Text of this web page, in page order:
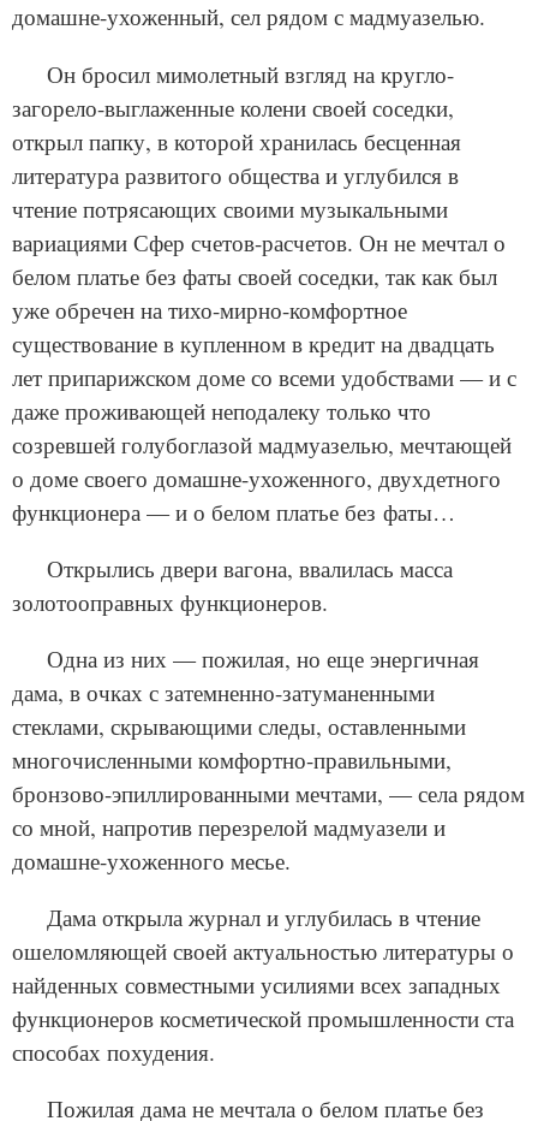
домашне-ухоженный, сел рядом с мадмуазелью.
Он бросил мимолетный взгляд на кругло-
загорело-выглаженные колени своей соседки,
открыл папку, в которой хранилась бесценная
литература развитого общества и углубился в
чтение потрясающих своими музыкальными
вариациями Сфер счетов-расчетов. Он не мечтал о
белом платье без фаты своей соседки, так как был
уже обречен на тихо-мирно-комфортное
существование в купленном в кредит на двадцать
лет припарижском доме со всеми удобствами — и с
даже проживающей неподалеку только что
созревшей голубоглазой мадмуазелью, мечтающей
о доме своего домашне-ухоженного, двухдетного
функционера — и о белом платье без фаты…
Открылись двери вагона, ввалилась масса
золотооправных функционеров.
Одна из них — пожилая, но еще энергичная
дама, в очках с затемненно-затуманенными
стеклами, скрывающими следы, оставленными
многочисленными комфортно-правильными,
бронзово-эпиллированными мечтами, — села рядом
со мной, напротив перезрелой мадмуазели и
домашне-ухоженного месье.
Дама открыла журнал и углубилась в чтение
ошеломляющей своей актуальностью литературы о
найденных совместными усилиями всех западных
функционеров косметической промышленности ста
способах похудения.
Пожилая дама не мечтала о белом платье без